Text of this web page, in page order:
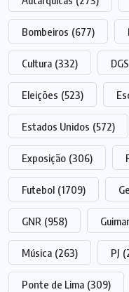
Bombeiros (677)
Cultura (332) DGS
Eleições (523)
Estados Unidos (572)
Exposição (306)
Futebol (1709)
GNR (958)
Música (263) PJ
Ponte de Lima (309)